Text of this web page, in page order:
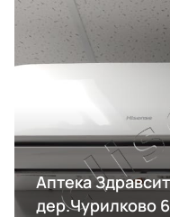
Аптека
дер.Чурилково